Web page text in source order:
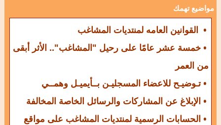
مواضيع تهمك
• القوانين العامه لمنتديات المشاغب
• خمسة عشر عامًا على رحيل "المشاغب".. الأثر أبقى
من العمر
• تـوضيـح للاعضاء المسجليـن بــأيميـل وهمــي
• الإبلاغ عن المشاركات والرسائل الخاصة المخالفة
• الحسابات الرسمية لمنتديات المشاغب على مواقع